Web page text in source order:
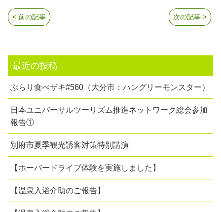
次の記事 >
< 前の記事
最近の投稿
ぶらり食べザキ#560（大分市：ハングリーモンスター）
日本ユニバーサルツーリズム推進ネットワーク総会参加
報告①
別府市夏季観光誘客対策特別講演
【ホーバードライブ体験を実施しました】
【温泉入浴介助のご報告】